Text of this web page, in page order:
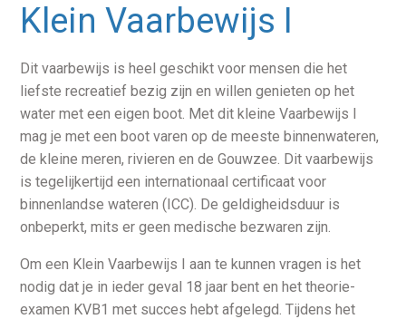
Klein Vaarbewijs I
Dit vaarbewijs is heel geschikt voor mensen die het
liefste recreatief bezig zijn en willen genieten op het
water met een eigen boot. Met dit kleine Vaarbewijs I
mag je met een boot varen op de meeste binnenwateren,
de kleine meren, rivieren en de Gouwzee. Dit vaarbewijs
is tegelijkertijd een internationaal certificaat voor
binnenlandse wateren (ICC). De geldigheidsduur is
onbeperkt, mits er geen medische bezwaren zijn.
Om een Klein Vaarbewijs I aan te kunnen vragen is het
nodig dat je in ieder geval 18 jaar bent en het theorie-
examen KVB1 met succes hebt afgelegd. Tijdens het